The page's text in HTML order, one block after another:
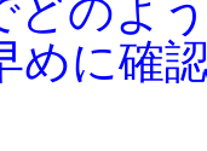
どのよ
めに確